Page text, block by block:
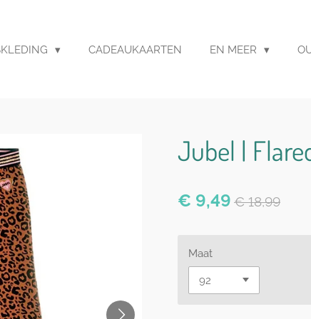
CADEAUKAARTEN EN MEER
Jubel |
€ 9,49 € 18,99
Maat